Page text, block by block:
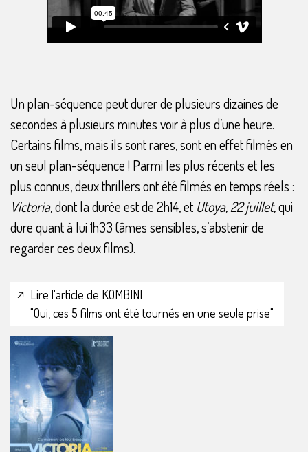
Un plan-séquence peut durer de plusieurs dizaines de
secondes à plusieurs minutes voir à plus d’une heure.
Certains films, mais ils sont rares, sont en effet filmés en
un seul plan-séquence ! Parmi les plus récents et les
plus connus, deux thrillers ont été filmés en temps réels :
Victoria,dont la durée est de 2h14, et Utoya, 22 juillet,qui
dure quant à lui 1h33 (âmes sensibles, s’abstenir de
regarder ces deux films).
Lire l'article de KOMBINI
"Oui, ces 5 films ont été tournés en une seule prise"